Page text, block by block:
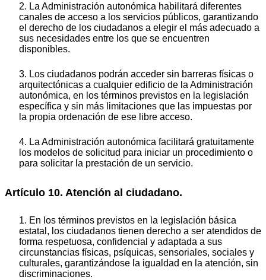
2. La Administración autonómica habilitará diferentes
canales de acceso a los servicios públicos, garantizando
el derecho de los ciudadanos a elegir el más adecuado a
sus necesidades entre los que se encuentren
disponibles.
3. Los ciudadanos podrán acceder sin barreras físicas o
arquitectónicas a cualquier edificio de la Administración
autonómica, en los términos previstos en la legislación
específica y sin más limitaciones que las impuestas por
la propia ordenación de ese libre acceso.
4. La Administración autonómica facilitará gratuitamente
los modelos de solicitud para iniciar un procedimiento o
para solicitar la prestación de un servicio.
Artículo 10. Atención al ciudadano.
1. En los términos previstos en la legislación básica
estatal, los ciudadanos tienen derecho a ser atendidos de
forma respetuosa, confidencial y adaptada a sus
circunstancias físicas, psíquicas, sensoriales, sociales y
culturales, garantizándose la igualdad en la atención, sin
discriminaciones.